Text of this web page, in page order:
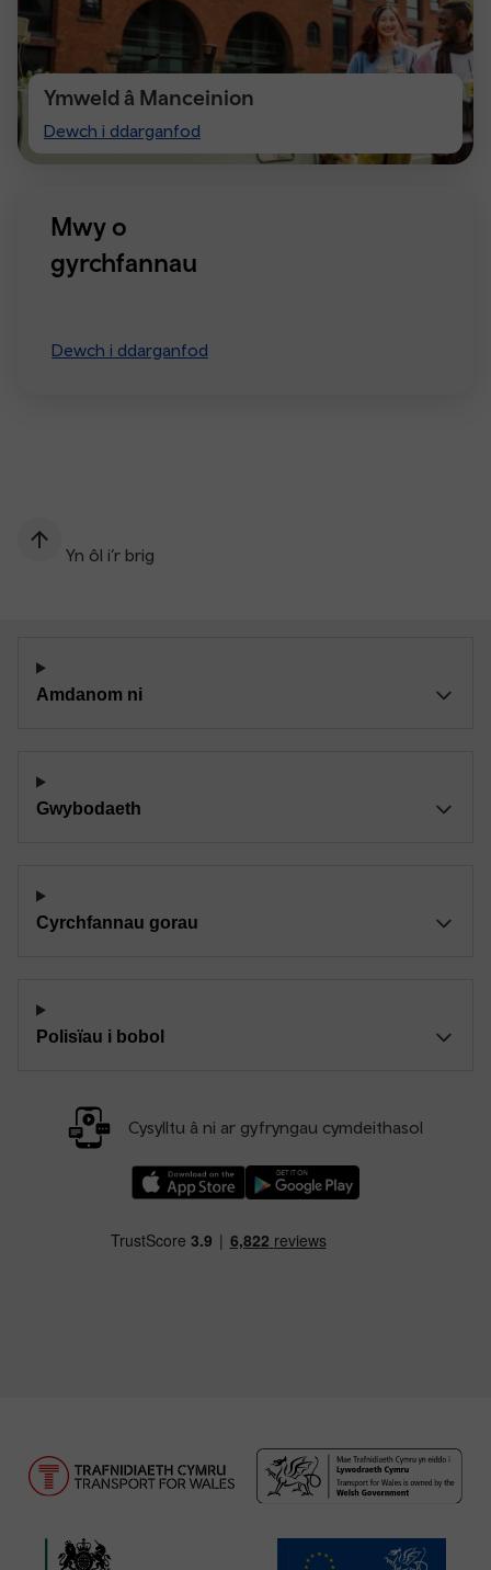
Ymweld â Manceinion
Dewch i ddarganfod
Visiting
Manchester
Mwy o
gyrchfannau
Dewch i ddarganfod
Yn ôl i’r brig
Amdanom ni
Gwybodaeth
Cyrchfannau gorau
Polisïau i bobol
Cysylltu â ni ar gyfryngau cymdeithasol